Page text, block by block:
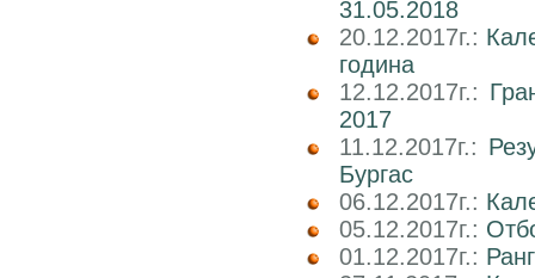
31.05.2018
20.12.2017г.:
година
12.12.2017г.:
2017
11.12.2017г.:
Бургас
06.12.2017г.:
05.12.2017г.:
01.12.2017г.: